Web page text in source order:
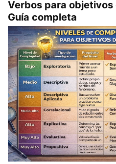
Verbos para
Guía completa